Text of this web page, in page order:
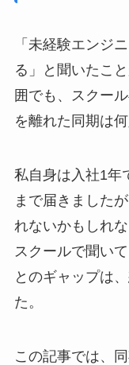
「未経験エンジ
る」と聞いたこ
囲でも、スクー
を離れた同期は
私自身は入社1年
まで届きました
れないかもしれ
スクールで聞い
とのギャップは
た。
この記事では、